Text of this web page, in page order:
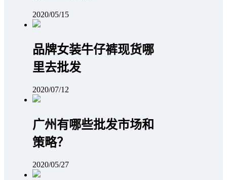
2020/05/15
品牌女装牛仔裤现货哪
里去批发
2020/07/12
广州有哪些批发市场和
策略？
2020/05/27